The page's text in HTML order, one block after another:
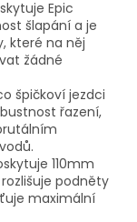
Epic
šlapání a je
které na něj
žádné
špičkoví jezdci
řazení,
110mm
podněty
maximální